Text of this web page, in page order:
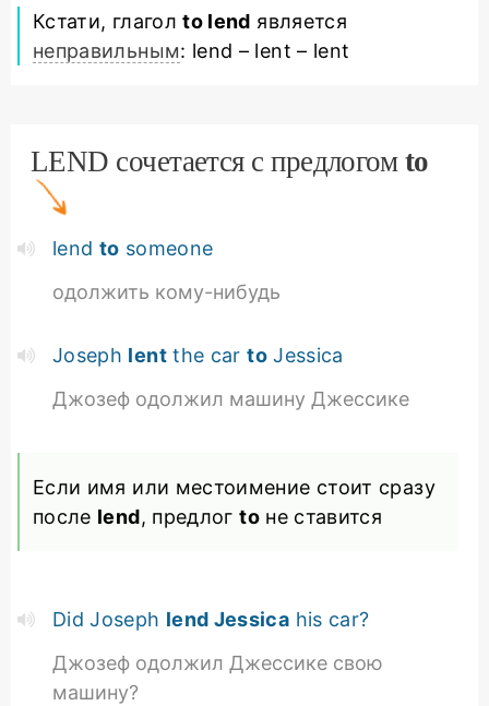
Кстати, глаголto lend является
неправильным: lend – lent – lent
LEND сочетается с предлогом to
lend to someone
одолжить кому-нибудь
Joseph lentthe cartoJessica
Джозеф одолжил машину Джессике
Если имя или местоимение стоит сразу
после lend, предлогtoне ставится
Did Joseph lend Jessica his car?
Джозеф одолжил Джессике свою
машину?